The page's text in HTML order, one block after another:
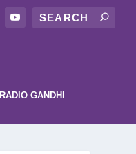
RADIO GANDHI